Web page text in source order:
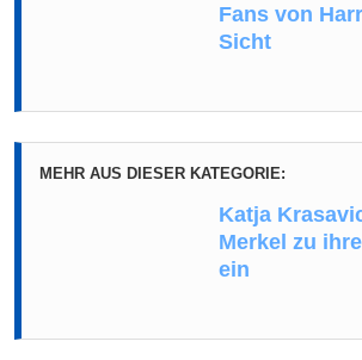
Fans von
Sicht
MEHR AUS DIESER KATEGORIE:
Katja
Merkel zu
ein